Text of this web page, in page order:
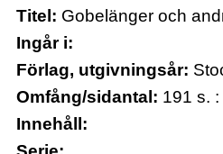
Titel: Gobelänger och
Ingår i:
Förlag, utgivningsår:
Omfång/sidantal: 191 s. :
Innehåll: